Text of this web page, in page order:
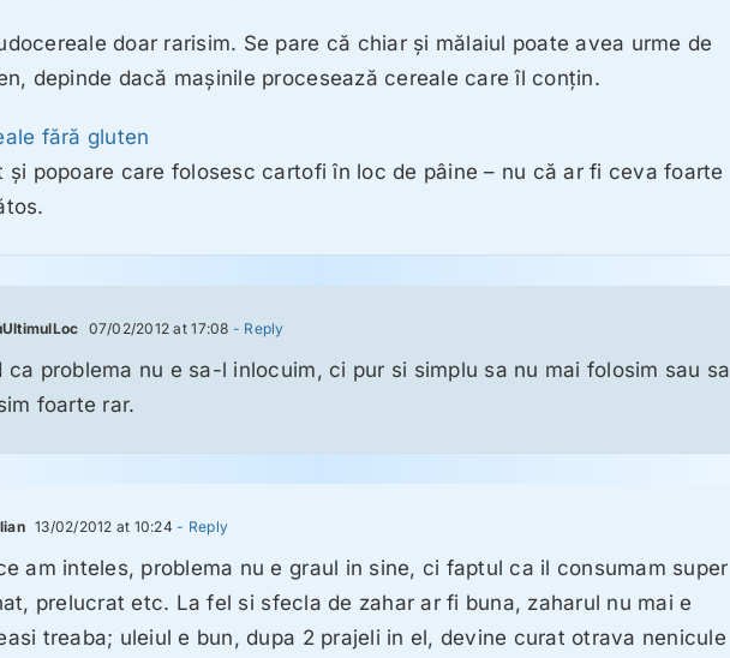
doar rarisim. Se pare că chiar şi mălaiul poate avea urme de
depinde dacă maşinile procesează cereale care îl conţin.
fără gluten
şi popoare care folosesc cartofi în loc de pâine – nu că ar fi ceva foarte
07/02/2012 at 17:08 - Reply
ca problema nu e sa-l inlocuim, ci pur si simplu sa nu mai folosim sau sa
foarte rar.
13/02/2012 at 10:24 - Reply
am inteles, problema nu e graul in sine, ci faptul ca il consumam super
prelucrat etc. La fel si sfecla de zahar ar fi buna, zaharul nu mai e
treaba; uleiul e bun, dupa 2 prajeli in el, devine curat otrava nenicule